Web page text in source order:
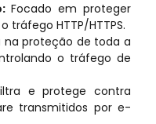
Focado em proteger
tráfego HTTP/HTTPS.
na proteção de toda a
o tráfego de
e protege contra
transmitidos por e-